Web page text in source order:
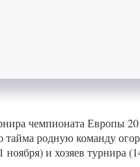
чемпионата Европы
тайма родную команду
и хозяев турнира